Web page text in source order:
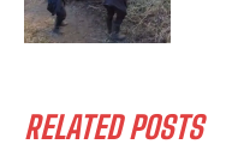
RELATED POSTS